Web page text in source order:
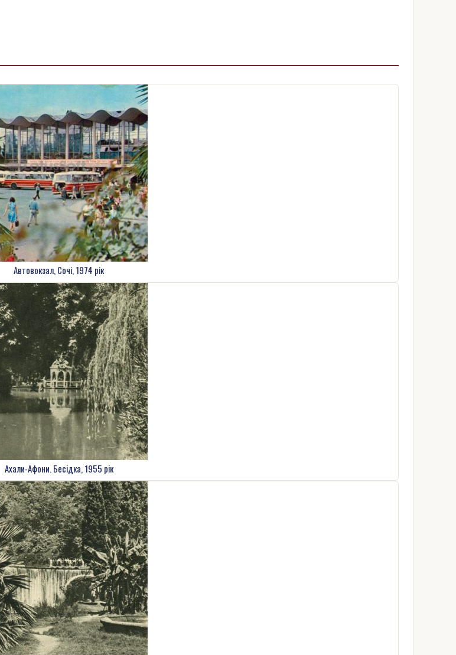
Автовокзал, Сочі, 1974 рік
Ахали-Афони. Бесідка, 1955 рік